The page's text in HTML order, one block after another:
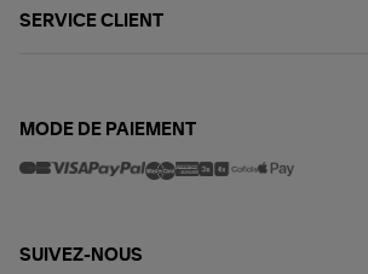
SERVICE CLIENT
MODE DE PAIEMENT
SUIVEZ-NOUS